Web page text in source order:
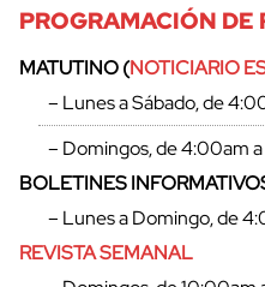
PROGRAMACIÓN DE
MATUTINO (NOTICIARIO
– Lunes a Sábado, de
– Domingos, de 4:00am
BOLETINES
– Lunes a Domingo, de
REVISTA SEMANAL